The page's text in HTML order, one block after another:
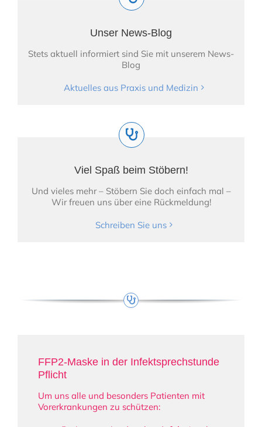
Unser News-Blog
Stets aktuell informiert sind Sie mit unserem News-
Blog
Aktuelles aus Praxis und Medizin
Viel Spaß beim Stöbern!
Und vieles mehr – Stöbern Sie doch einfach mal –
Wir freuen uns über eine Rückmeldung!
Schreiben Sie uns
FFP2-Maske in der Infektsprechstunde
Pflicht
Um uns alle und besonders Patienten mit
Vorerkrankungen zu schützen: